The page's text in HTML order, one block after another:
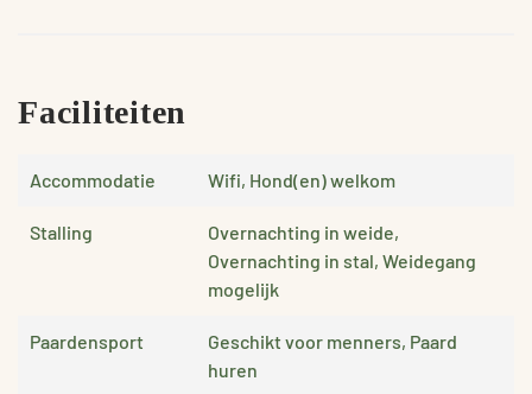
Faciliteiten
Accommodatie Wifi, Hond(en) welkom
Stalling
Overnachting in weide,
Overnachting in stal, Weidegang
mogelijk
Paardensport
Geschikt voor menners, Paard
huren